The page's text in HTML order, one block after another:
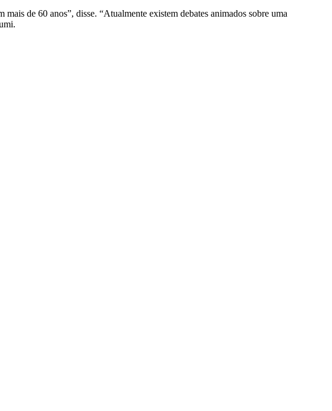
de 60 anos”, disse. “Atualmente existem debates animados sobre uma